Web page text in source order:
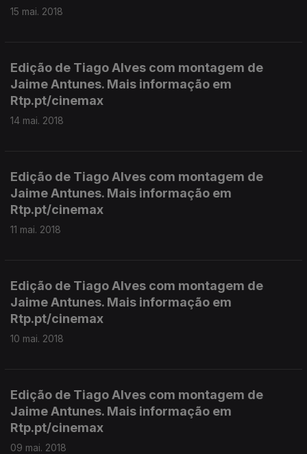
15 mai. 2018
Edição de Tiago Alves com montagem de
Jaime Antunes. Mais informação em
Rtp.pt/cinemax
14 mai. 2018
Edição de Tiago Alves com montagem de
Jaime Antunes. Mais informação em
Rtp.pt/cinemax
11 mai. 2018
Edição de Tiago Alves com montagem de
Jaime Antunes. Mais informação em
Rtp.pt/cinemax
10 mai. 2018
Edição de Tiago Alves com montagem de
Jaime Antunes. Mais informação em
Rtp.pt/cinemax
09 mai. 2018